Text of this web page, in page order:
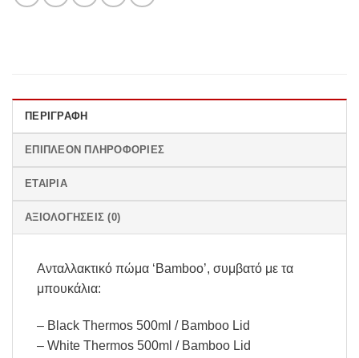
ΠΕΡΙΓΡΑΦΉ
ΕΠΙΠΛΈΟΝ ΠΛΗΡΟΦΟΡΊΕΣ
ΕΤΑΙΡΊΑ
ΑΞΙΟΛΟΓΉΣΕΙΣ (0)
Aνταλλακτικό πώμα ‘Bamboo’, συμβατό με τα
μπουκάλια:
– Black Thermos 500ml / Βamboo Lid
– White Thermos 500ml / Βamboo Lid